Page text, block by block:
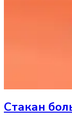
Стакан